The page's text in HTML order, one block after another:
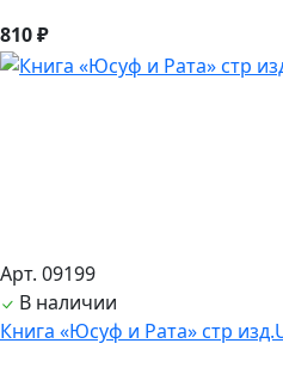
810 ₽
Арт. 09199
В наличии
Книга «Юсуф и Рата» стр